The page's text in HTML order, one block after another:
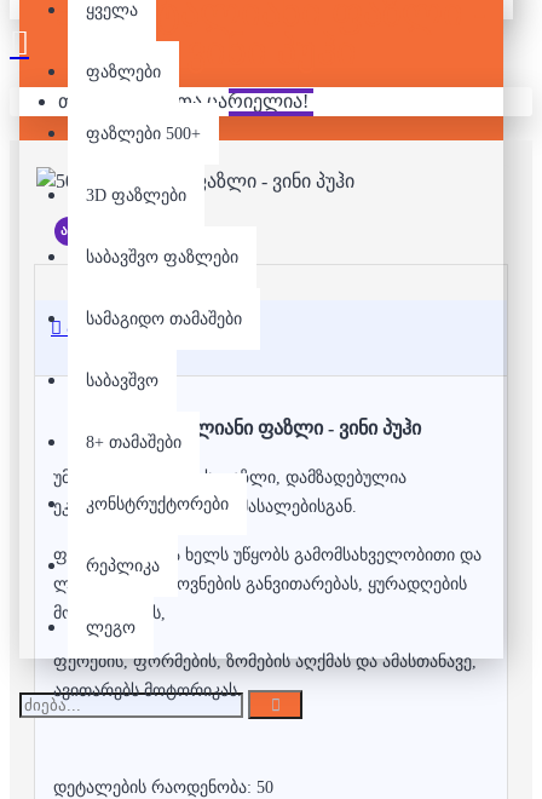
ყველა
ფაზლები
ფაზლები 500+
3D ფაზლები
საბავშვო ფაზლები
სამაგიდო თამაშები
საბავშვო
8+ თამაშები
კონსტრუქტორები
რეპლიკა
ლეგო
თქვენი კალათა ცარიელია!
50 ᲓᲔᲢᲐᲚᲘᲐᲜᲘ ᲤᲐᲖᲚᲘ -
არ არის მარაგში
აღწერა
50 დეტალიანი ფაზლი - ვინი პუჰი
უმაღლესი ხარისხის ფაზლი, დამზადებულია
ეკოლოგიურად სუფთა მასალებისგან.
ფაზლის აწყობა ხელს უწყობს გამომსახველობითი და
ლოგიკური აზროვნების განვითარებას, ყურადღების
მობილიზებას,
ფერების, ფორმების, ზომების აღქმას და ამასთანავე,
ავითარებს მოტორიკას.
დეტალების რაოდენობა: 50